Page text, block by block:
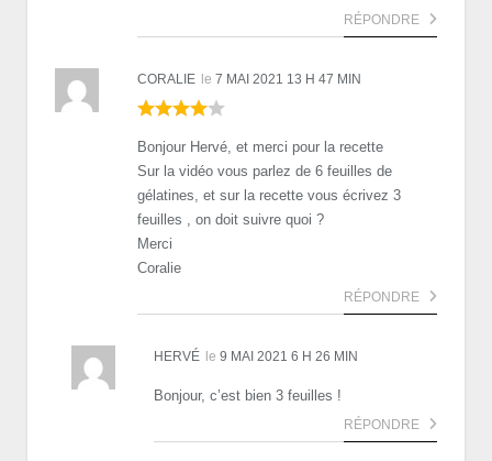
RÉPONDRE
CORALIE le 7 MAI 2021 13 H 47 MIN
Bonjour Hervé, et merci pour la recette
Sur la vidéo vous parlez de 6 feuilles de
gélatines, et sur la recette vous écrivez 3
feuilles , on doit suivre quoi ?
Merci
Coralie
RÉPONDRE
HERVÉ le 9 MAI 2021 6 H 26 MIN
Bonjour, c’est bien 3 feuilles !
RÉPONDRE